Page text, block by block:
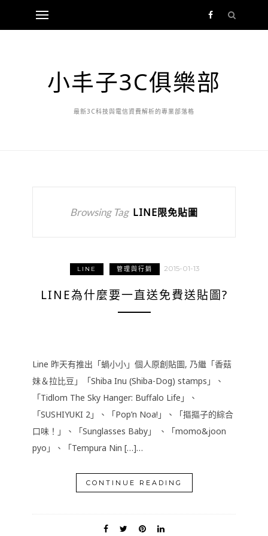
小丰子3C俱樂部
最新3C科技與電信資費解析的專業部落格
Browsing Tag LINE限免貼圖
LINE 管理與行銷 2015-01-13
LINE為什麼要一直送免費送貼圖?
Line 昨天有推出「蝸小小」個人原創貼圖, 乃繼「香菇
妹＆拉比豆」「Shiba Inu (Shiba-Dog) stamps」、
「Tidlom The Sky Hanger: Buffalo Life」、
「SUSHIYUKI 2」、「Pop’n Noa!」、「摳摳子的綜合
口味！」、「Sunglasses Baby」 、「momo&joon
pyo」、「Tempura Nin […]…
CONTINUE READING